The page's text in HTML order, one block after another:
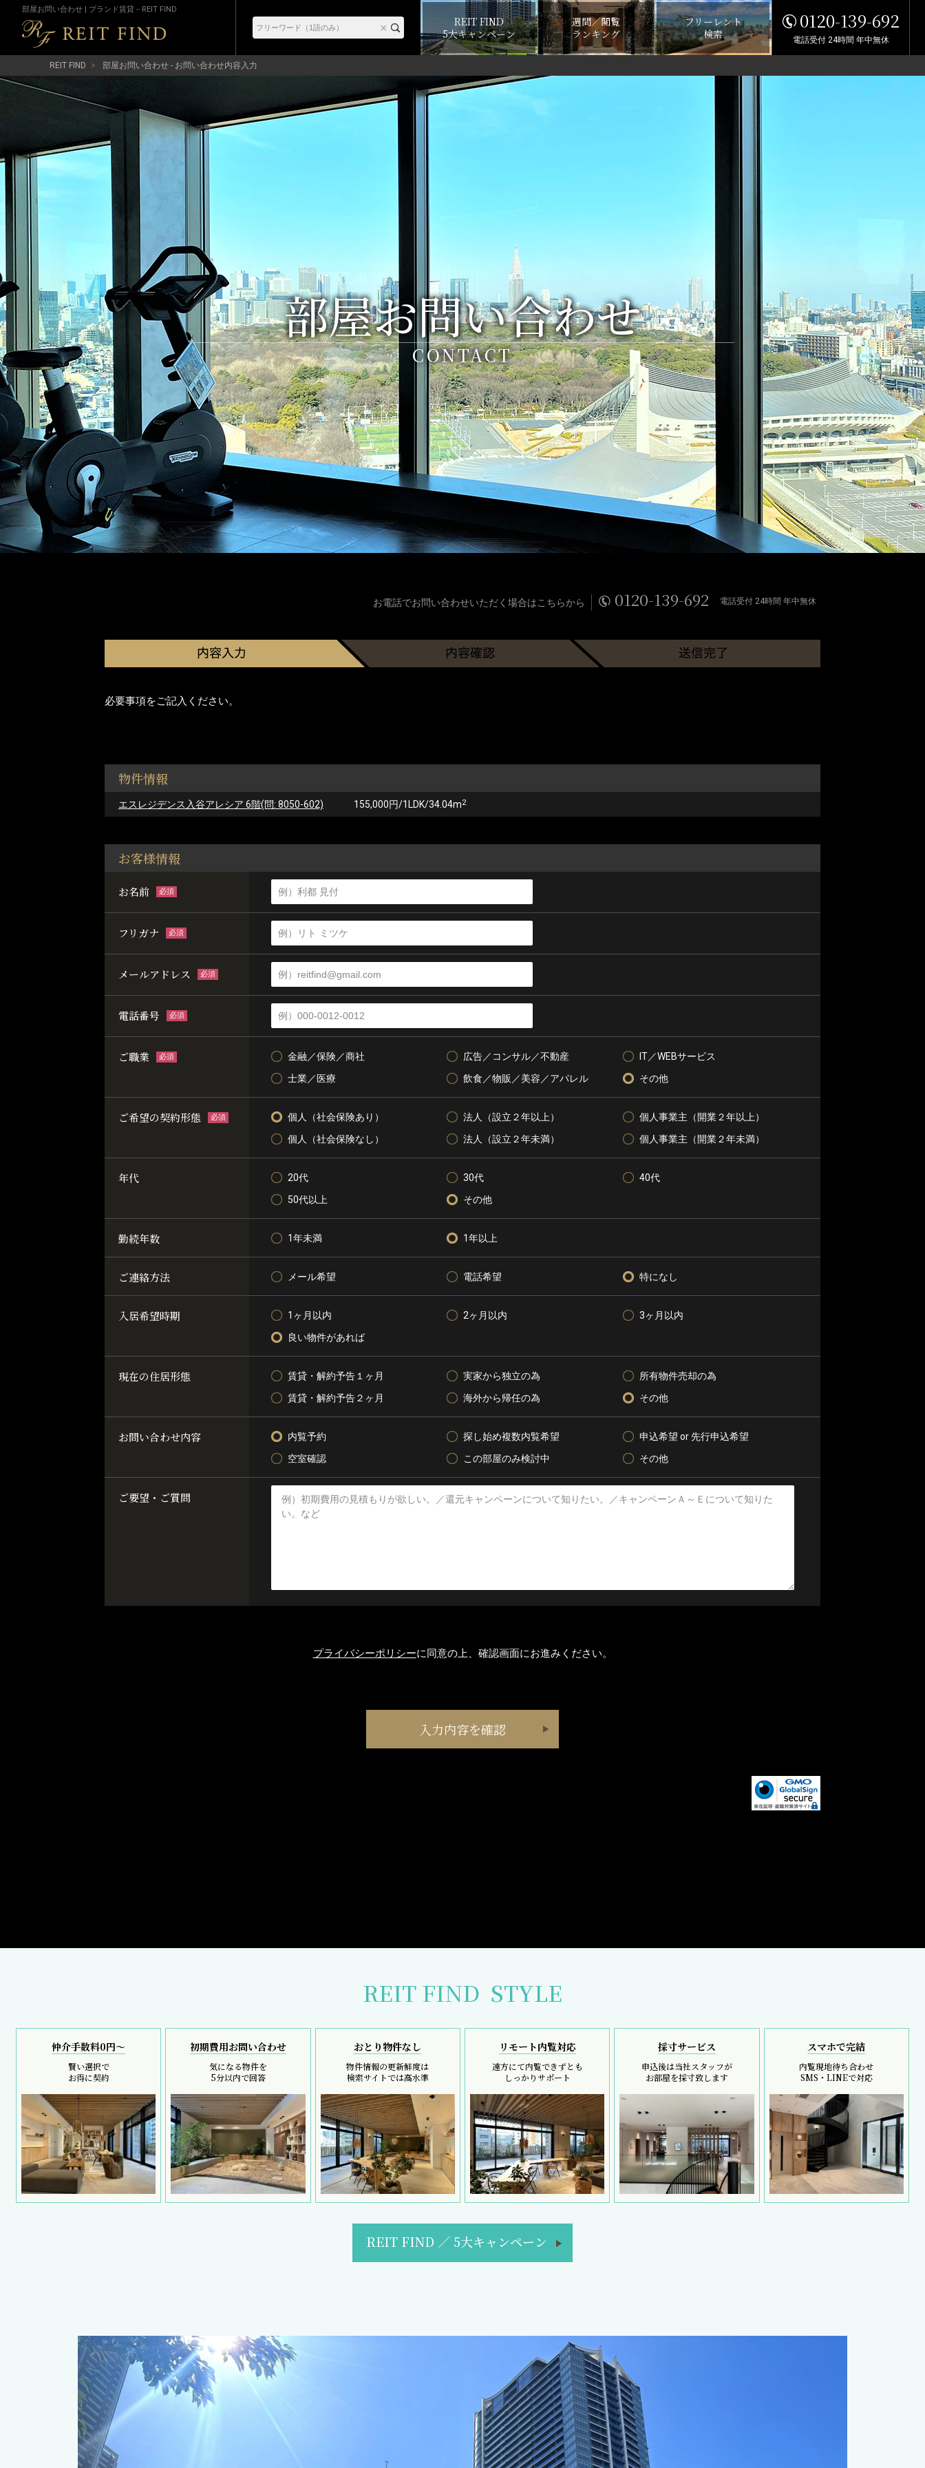
部屋お問い合わせ | ブランド賃貸－REIT FIND
REIT FIND
5大キャンペーン
週間／閲覧
ランキング
フリーレント
検索
0120-139-692
電話受付 24時間 年中無休
REIT FIND 部屋お問い合わせ - お問い合わせ内容入力
部屋お問い合わせ
CONTACT
お電話でお問い合わせいただく場合はこちらから 0120-139-692 電話受付 24時間 年中無休
必要事項をご記入ください。
物件情報
エスレジデンス入谷アレシア 6階(問: 8050-602) 155,000円/1LDK/34.04m2
お客様情報
お名前 必須
フリガナ 必須
メールアドレス 必須
電話番号 必須
ご職業 必須 金融／保険／商社 広告／コンサル／不動産
IT／WEBサービス
士業／医療
飲食／物販／美容／アパレル その他
ご希望の契約形態 必須 個人（社会保険あり） 法人（設立２年以上）
個人事業主（開業２年以上）
個人（社会保険なし）
法人（設立２年未満） 個人事業主（開業２年未満）
年代 20代 30代
40代
50代以上
その他
勤続年数 1年未満 1年以上
ご連絡方法 メール希望 電話希望 特になし
入居希望時期 1ヶ月以内 2ヶ月以内
3ヶ月以内
良い物件があれば
現在の住居形態 賃貸・解約予告１ヶ月 実家から独立の為
所有物件売却の為
賃貸・解約予告２ヶ月
海外から帰任の為 その他
お問い合わせ内容 内覧予約 探し始め複数内覧希望
申込希望 or 先行申込希望
空室確認
この部屋のみ検討中 その他
ご要望・ご質問
プライバシーポリシーに同意の上、確認画面にお進みください。
REIT FIND STYLE
仲介手数料0円～
賢い選択で
お得に契約
初期費用お問い合わせ
気になる物件を
5分以内で回答
おとり物件なし
物件情報の更新鮮度は
検索サイトでは高水準
リモート内覧対応
遠方にて内覧できずとも
しっかりサポート
採寸サービス
申込後は当社スタッフが
お部屋を採寸致します
スマホで完結
内覧現地待ち合わせ
SMS・LINEで対応
REIT FIND ／ 5大キャンペーン